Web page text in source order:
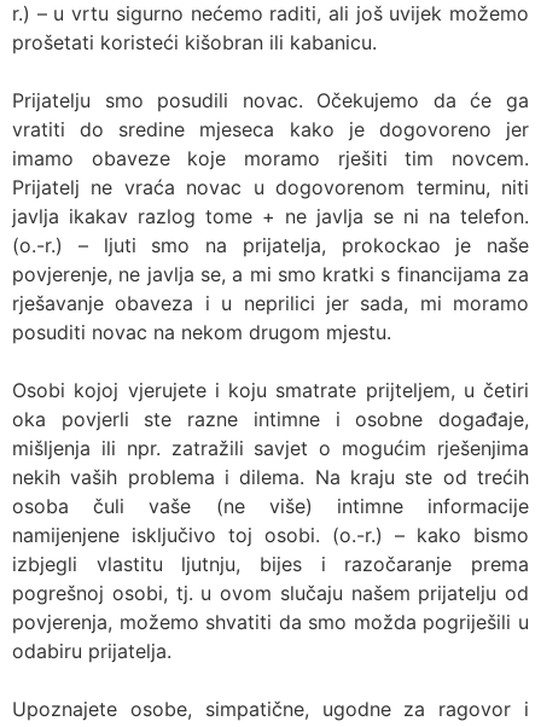
r.) – u vrtu sigurno nećemo raditi, ali još uvijek možemo
prošetati koristeći kišobran ili kabanicu.
Prijatelju smo posudili novac. Očekujemo da će ga
vratiti do sredine mjeseca kako je dogovoreno jer
imamo obaveze koje moramo rješiti tim novcem.
Prijatelj ne vraća novac u dogovorenom terminu, niti
javlja ikakav razlog tome + ne javlja se ni na telefon.
(o.-r.) – ljuti smo na prijatelja, prokockao je naše
povjerenje, ne javlja se, a mi smo kratki s financijama za
rješavanje obaveza i u neprilici jer sada, mi moramo
posuditi novac na nekom drugom mjestu.
Osobi kojoj vjerujete i koju smatrate prijteljem, u četiri
oka povjerli ste razne intimne i osobne događaje,
mišljenja ili npr. zatražili savjet o mogućim rješenjima
nekih vaših problema i dilema. Na kraju ste od trećih
osoba čuli vaše (ne više) intimne informacije
namijenjene isključivo toj osobi. (o.-r.) – kako bismo
izbjegli vlastitu ljutnju, bijes i razočaranje prema
pogrešnoj osobi, tj. u ovom slučaju našem prijatelju od
povjerenja, možemo shvatiti da smo možda pogriješili u
odabiru prijatelja.
Upoznajete osobe, simpatične, ugodne za ragovor i